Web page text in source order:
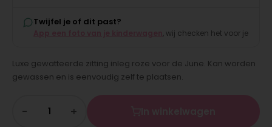
Twijfel je of dit past?
, wij checken het voor je
Luxe gewatteerde zitting inleg roze voor de June. Kan worden
gewassen en is eenvoudig zelf te plaatsen.
− +